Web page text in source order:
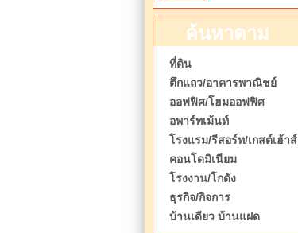
ค้นหาตาม
ประเภท
ที่ดิน
ตึกแถว/อาคารพาณิชย์
ออฟฟิศ/โฮมออฟฟิศ
อพาร์ทเม้นท์
โรงแรม/รีสอร์ท/เกสต์เฮ้าส์
คอนโดมิเนียม
โรงงาน/โกดัง
ธุรกิจ/กิจการ
บ้านเดียว บ้านแฝด